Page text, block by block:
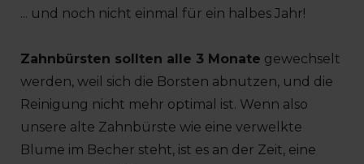
... und noch nicht einmal für ein halbes Jahr!
Zahnbürsten sollten alle 3 Monate gewechselt
werden, weil sich die Borsten abnutzen, und die
Reinigung nicht mehr optimal ist. Wenn also
unsere alte Zahnbürste wie eine verwelkte
Blume im Becher steht, ist es an der Zeit, eine